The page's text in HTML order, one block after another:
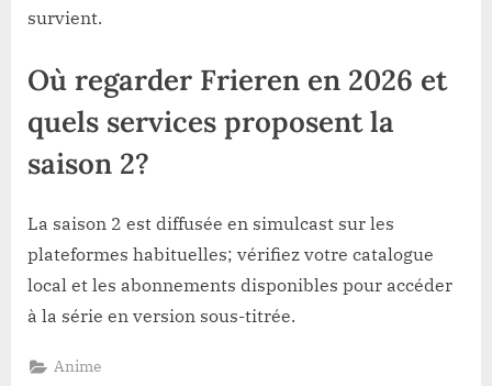
survient.
Où regarder Frieren en 2026 et
quels services proposent la
saison 2?
La saison 2 est diffusée en simulcast sur les
plateformes habituelles; vérifiez votre catalogue
local et les abonnements disponibles pour accéder
à la série en version sous-titrée.
Anime